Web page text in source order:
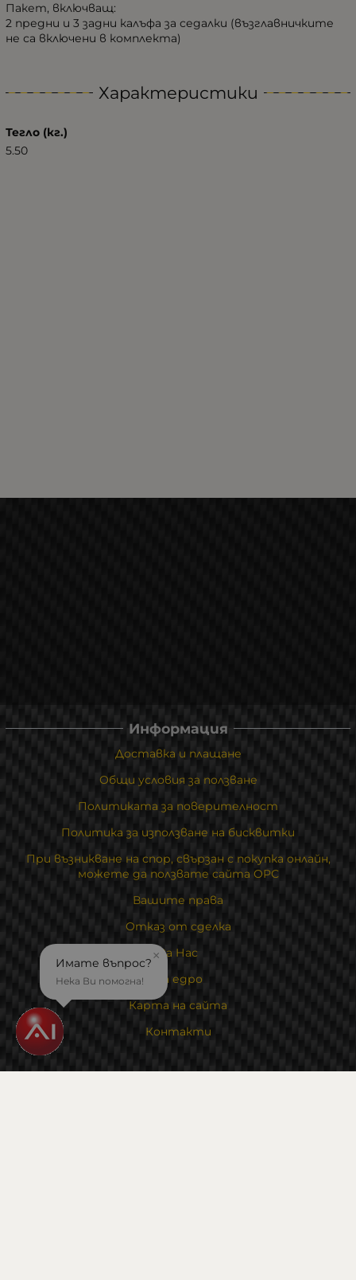
Пакет, включващ:
2 предни и 3 задни калъфа за седалки (възглавничките
не са включени в комплекта)
Характеристики
Тегло (кг.)
5.50
Информация
Доставка и плащане
Общи условия за ползване
Политиката за поверителност
Политика за използване на бисквитки
При възникване на спор, свързан с покупка онлайн,
можете да ползвате сайта ОРС
Вашите права
Отказ от сделка
За Нас
На едро
Карта на сайта
Контакти
×
Имате въпрос?
Нека Ви помогна!